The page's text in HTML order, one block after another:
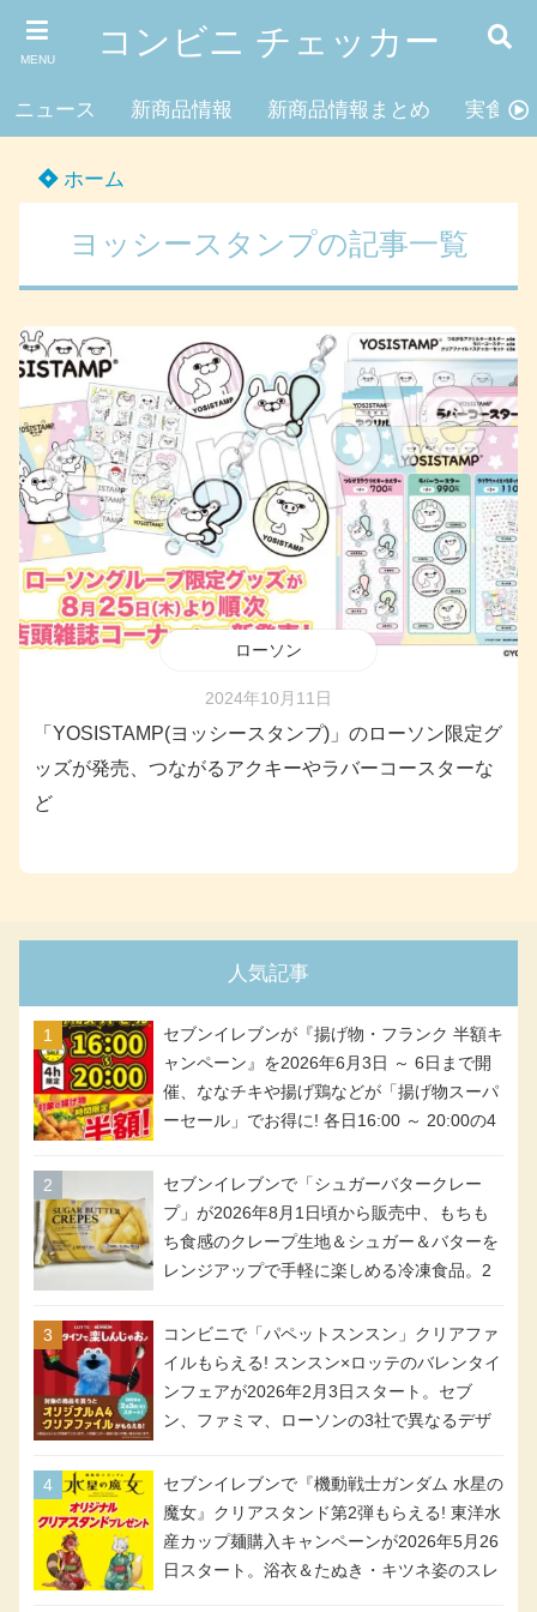
MENU コンビニ チェッカー
ニュース 新商品情報 新商品情報まとめ 実食レ
ホーム
ヨッシースタンプの記事一覧
ローソン
2024年10月11日
「YOSISTAMP(ヨッシースタンプ)」のローソン限定グ
ッズが発売、つながるアクキーやラバーコースターな
ど
人気記事
セブンイレブンが『揚げ物・フランク 半額キ
ャンペーン』を2026年6月3日 ～ 6日まで開
催、ななチキや揚げ鶏などが「揚げ物スーパ
ーセール」でお得に! 各日16:00 ～ 20:00の4
アメリカンドッグが税抜き69円!
セブンイレブンで「シュガーバタークレー
プ」が2026年8月1日頃から販売中、もちも
ち食感のクレープ生地＆シュガー＆バターを
レンジアップで手軽に楽しめる冷凍食品。2
コンビニで「パペットスンスン」クリアファ
イルもらえる! スンスン×ロッテのバレンタイ
ンフェアが2026年2月3日スタート。セブ
ン、ファミマ、ローソンの3社で異なるデザ
セブンイレブンで『機動戦士ガンダム 水星の
魔女』クリアスタンド第2弾もらえる! 東洋水
産カップ麺購入キャンペーンが2026年5月26
日スタート。浴衣＆たぬき・キツネ姿のスレ